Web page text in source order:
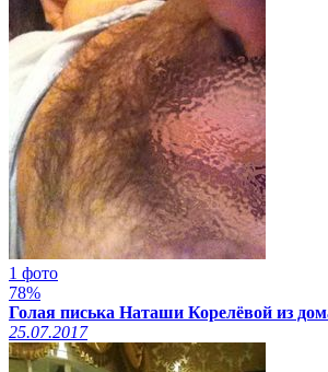
1 фото
78%
Голая писька Наташи Корелёвой из
25.07.2017